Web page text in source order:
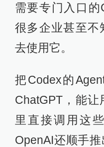
需要专门入口的
很多企业甚至不
去使用它。
把Codex的
ChatGPT，能
里直接调用这
OpenAI还顺手